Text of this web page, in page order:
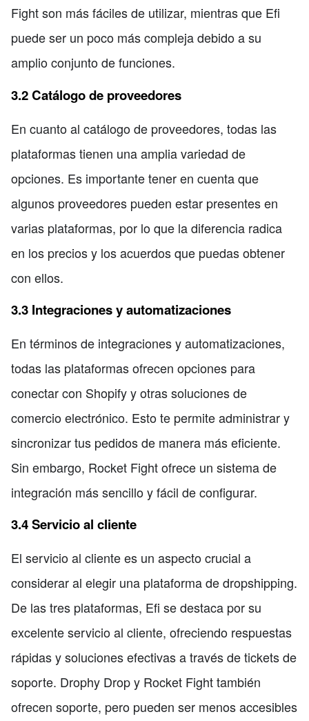
Fight son más fáciles de utilizar, mientras que Efi
puede ser un poco más compleja debido a su
amplio conjunto de funciones.
3.2 Catálogo de proveedores
En cuanto al catálogo de proveedores, todas las
plataformas tienen una amplia variedad de
opciones. Es importante tener en cuenta que
algunos proveedores pueden estar presentes en
varias plataformas, por lo que la diferencia radica
en los precios y los acuerdos que puedas obtener
con ellos.
3.3 Integraciones y automatizaciones
En términos de integraciones y automatizaciones,
todas las plataformas ofrecen opciones para
conectar con Shopify y otras soluciones de
comercio electrónico. Esto te permite administrar y
sincronizar tus pedidos de manera más eficiente.
Sin embargo, Rocket Fight ofrece un sistema de
integración más sencillo y fácil de configurar.
3.4 Servicio al cliente
El servicio al cliente es un aspecto crucial a
considerar al elegir una plataforma de dropshipping.
De las tres plataformas, Efi se destaca por su
excelente servicio al cliente, ofreciendo respuestas
rápidas y soluciones efectivas a través de tickets de
soporte. Drophy Drop y Rocket Fight también
ofrecen soporte, pero pueden ser menos accesibles